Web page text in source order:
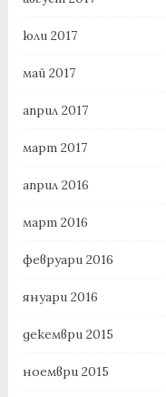
юли 2017
май 2017
април 2017
март 2017
април 2016
март 2016
февруари 2016
януари 2016
декември 2015
ноември 2015